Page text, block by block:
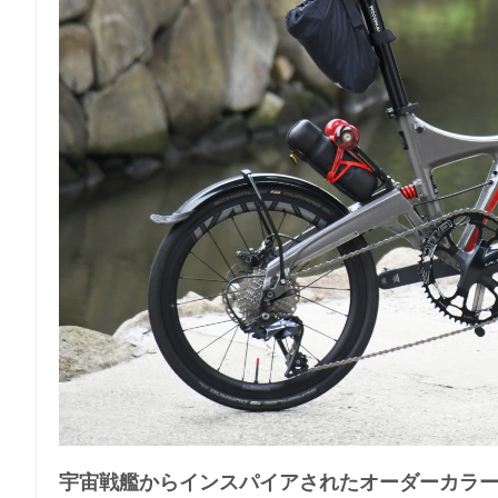
宇宙戦艦からインスパイアされたオーダーカラー